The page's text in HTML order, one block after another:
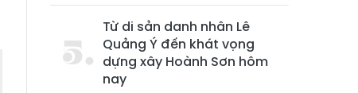
Từ di sản danh nhân Lê
Quảng Ý đến khát vọng
dựng xây Hoành Sơn hôm
nay